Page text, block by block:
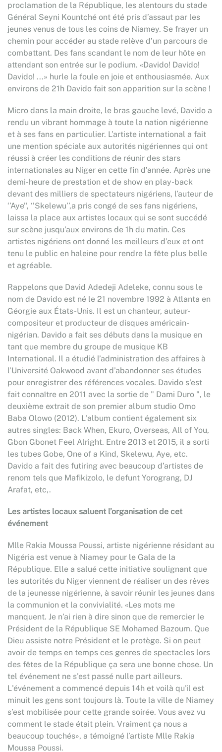
proclamation de la République, les alentours du stade
Général Seyni Kountché ont été pris d’assaut par les
jeunes venus de tous les coins de Niamey. Se frayer un
chemin pour accéder au stade relève d’un parcours de
combattant. Des fans scandant le nom de leur hôte en
attendant son entrée sur le podium. «Davido! Davido!
Davido! ...» hurle la foule en joie et enthousiasmée. Aux
environs de 21h Davido fait son apparition sur la scène !
Micro dans la main droite, le bras gauche levé, Davido a
rendu un vibrant hommage à toute la nation nigérienne
et à ses fans en particulier. L’artiste international a fait
une mention spéciale aux autorités nigériennes qui ont
réussi à créer les conditions de réunir des stars
internationales au Niger en cette fin d’année. Après une
demi-heure de prestation et de show en play-back
devant des milliers de spectateurs nigériens, l’auteur de
‘’Aye’’, ‘’Skelewu’’,a pris congé de ses fans nigériens,
laissa la place aux artistes locaux qui se sont succédé
sur scène jusqu’aux environs de 1h du matin. Ces
artistes nigériens ont donné les meilleurs d’eux et ont
tenu le public en haleine pour rendre la fête plus belle
et agréable.
Rappelons que David Adedeji Adeleke, connu sous le
nom de Davido est né le 21 novembre 1992 à Atlanta en
Géorgie aux États-Unis. Il est un chanteur, auteur-
compositeur et producteur de disques américain-
nigérian. Davido a fait ses débuts dans la musique en
tant que membre du groupe de musique KB
International. Il a étudié l’administration des affaires à
l’Université Oakwood avant d’abandonner ses études
pour enregistrer des références vocales. Davido s'est
fait connaître en 2011 avec la sortie de " Dami Duro ", le
deuxième extrait de son premier album studio Omo
Baba Olowo (2012). L'album contient également six
autres singles: Back When, Ekuro, Overseas, All of You,
Gbon Gbonet Feel Alright. Entre 2013 et 2015, il a sorti
les tubes Gobe, One of a Kind, Skelewu, Aye, etc.
Davido a fait des futiring avec beaucoup d’artistes de
renom tels que Mafikizolo, le defunt Yorograng, DJ
Arafat, etc,.
Les artistes locaux saluent l’organisation de cet
événement
Mlle Rakia Moussa Poussi, artiste nigérienne résidant au
Nigéria est venue à Niamey pour le Gala de la
République. Elle a salué cette initiative soulignant que
les autorités du Niger viennent de réaliser un des rêves
de la jeunesse nigérienne, à savoir réunir les jeunes dans
la communion et la convivialité. «Les mots me
manquent. Je n’ai rien à dire sinon que de remercier le
Président de la République SE Mohamed Bazoum. Que
Dieu assiste notre Président et le protège. Si on peut
avoir de temps en temps ces genres de spectacles lors
des fêtes de la République ça sera une bonne chose. Un
tel événement ne s'est passé nulle part ailleurs.
L'événement a commencé depuis 14h et voilà qu'il est
minuit les gens sont toujours là. Toute la ville de Niamey
s’est mobilisée pour cette grande soirée. Vous avez vu
comment le stade était plein. Vraiment ça nous a
beaucoup touchés», a témoigné l’artiste Mlle Rakia
Moussa Poussi.